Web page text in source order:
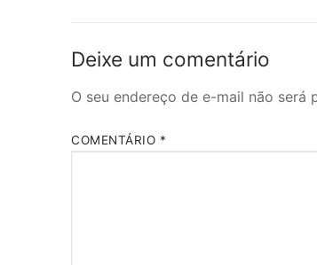
Deixe um comentário
O seu endereço de e-mail não será
COMENTÁRIO *